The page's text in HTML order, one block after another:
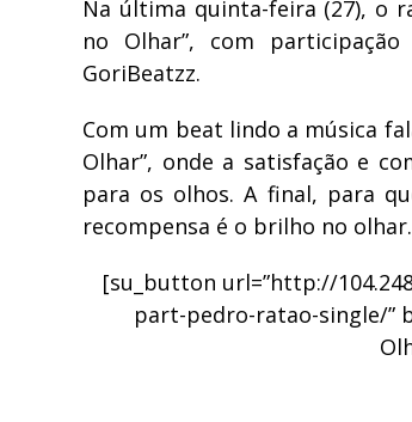
Na última quinta-feira (27), o
no Olhar”, com
GoriBeatzz.
Com um beat lindo a música
Olhar”, onde a satisfação e
para os olhos. A final, para
recompensa é o brilho no olhar.
[su_button url=”http://
part-pedro-ratao-single/”